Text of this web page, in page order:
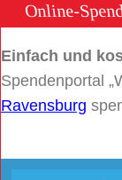
Online-
Einfach und
Spendenportal
Ravensburg